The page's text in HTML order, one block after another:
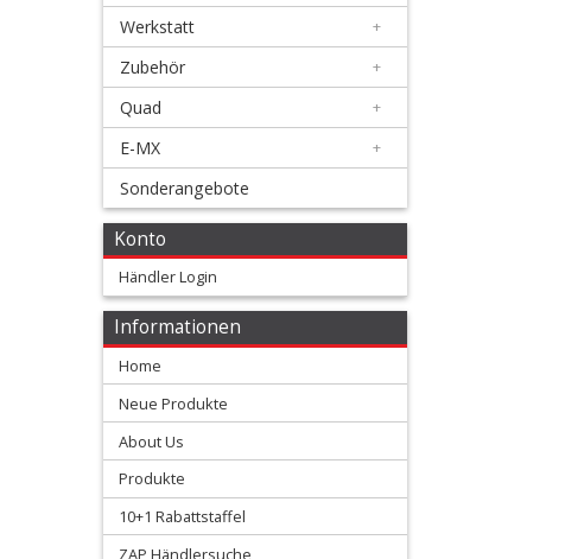
Triumph
Honda
Suzuki
Kawasaki
Yamaha
Werkstatt +
Zubehör +
Quad +
E-MX +
Sonderangebote
Konto
Händler Login
Informationen
Home
Neue Produkte
About Us
Produkte
10+1 Rabattstaffel
ZAP Händlersuche